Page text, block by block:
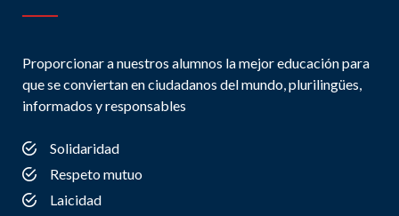
Proporcionar a nuestros alumnos la mejor educación para
que se conviertan en ciudadanos del mundo, plurilingües,
informados y responsables
Solidaridad
Respeto mutuo
Laicidad